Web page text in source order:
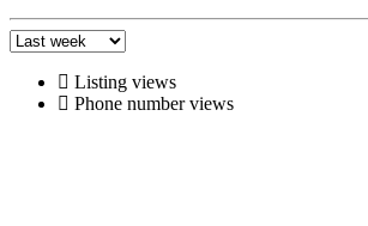
Listing views
Phone number views